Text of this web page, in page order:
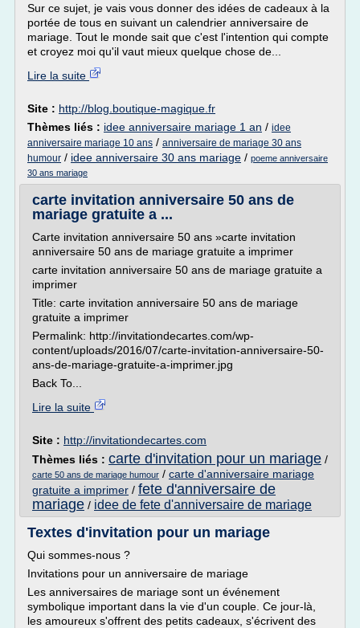
Sur ce sujet, je vais vous donner des idées de cadeaux à la
portée de tous en suivant un calendrier anniversaire de
mariage. Tout le monde sait que c'est l'intention qui compte
et croyez moi qu'il vaut mieux quelque chose de...
Lire la suite
Site : http://blog.boutique-magique.fr
Thèmes liés : idee anniversaire mariage 1 an / idee
anniversaire mariage 10 ans / anniversaire de mariage 30 ans
humour / idee anniversaire 30 ans mariage / poeme anniversaire
30 ans mariage
carte invitation anniversaire 50 ans de
mariage gratuite a ...
Carte invitation anniversaire 50 ans »carte invitation
anniversaire 50 ans de mariage gratuite a imprimer
carte invitation anniversaire 50 ans de mariage gratuite a
imprimer
Title: carte invitation anniversaire 50 ans de mariage
gratuite a imprimer
Permalink: http://invitationdecartes.com/wp-
content/uploads/2016/07/carte-invitation-anniversaire-50-
ans-de-mariage-gratuite-a-imprimer.jpg
Back To...
Lire la suite
Site : http://invitationdecartes.com
Thèmes liés : carte d'invitation pour un mariage /
carte 50 ans de mariage humour / carte d'anniversaire mariage
gratuite a imprimer / fete d'anniversaire de
mariage / idee de fete d'anniversaire de mariage
Textes d'invitation pour un mariage
Qui sommes-nous ?
Invitations pour un anniversaire de mariage
Les anniversaires de mariage sont un événement
symbolique important dans la vie d'un couple. Ce jour-là,
les amoureux s'offrent des petits cadeaux, s'écrivent des